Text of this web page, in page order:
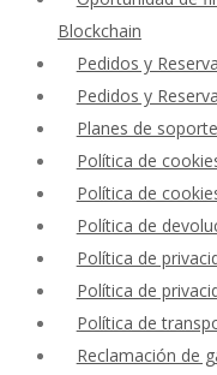
Blockchain
Pedidos y
Pedidos y
Planes de
Política de
Política de
Política de
Política de
Política de
Política de
Reclamación de